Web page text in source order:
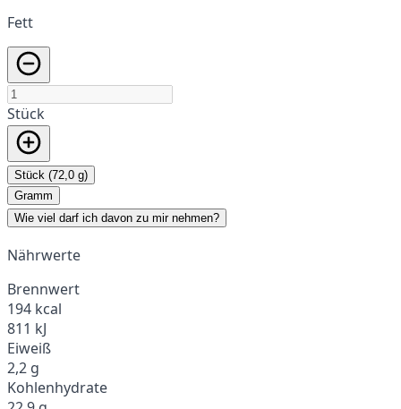
Fett
Stück
Stück (72,0 g)
Gramm
Wie viel darf ich davon zu mir nehmen?
Nährwerte
Brennwert
194 kcal
811 kJ
Eiweiß
2,2 g
Kohlenhydrate